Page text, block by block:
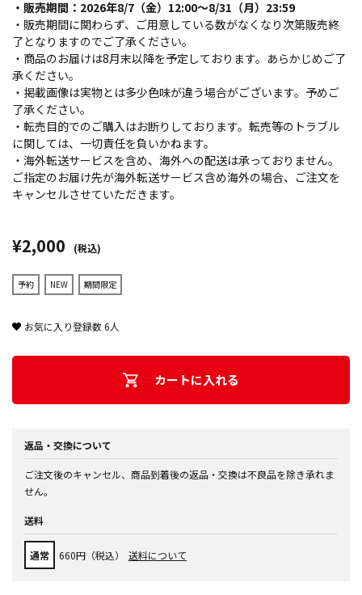
・販売期間：2026年8/7（金）12:00～8/31（月）23:59
・販売期間に関わらず、ご用意している数がなくなり次第販売終
了となりますのでご了承ください。
・商品のお届けは8月末以降を予定しております。あらかじめご了
承ください。
・掲載画像は実物とは多少色味が違う場合がございます。予めご
了承ください。
・転売目的でのご購入はお断りしております。転売等のトラブル
に関しては、一切責任を負いかねます。
・海外転送サービスを含め、海外への配送は承っておりません。
ご指定のお届け先が海外転送サービス含め海外の場合、ご注文を
キャンセルさせていただきます。
¥2,000 (税込)
予約 NEW 期間限定
お気に入り登録数6人
カートに入れる
返品・交換について
ご注文後のキャンセル、商品到着後の返品・交換は不良品を除き承れま
せん。
送料
通常 660円（税込） 送料について